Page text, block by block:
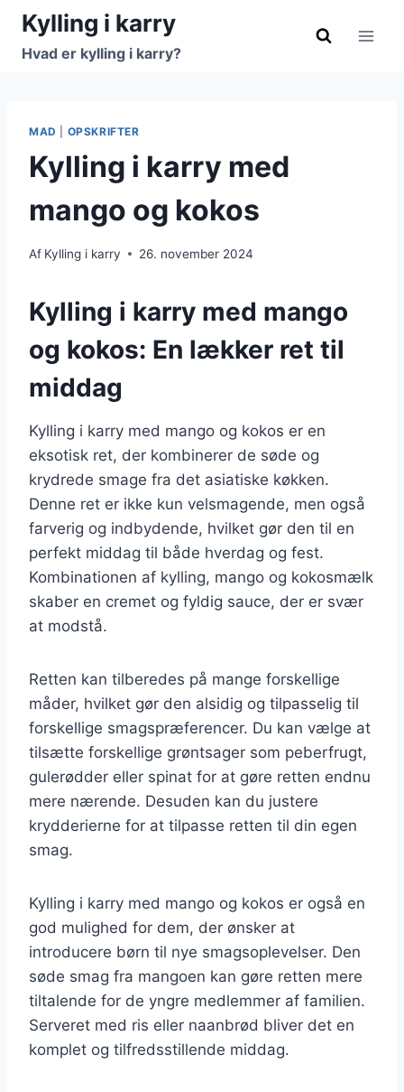
Fortsæt
indhold
Kylling i karry
Hvad er kylling i karry?
MAD OPSKRIFTER
Kylling i karry med
mango og kokos
Af Kylling i karry 26. november 2024
Kylling i karry med mango
og kokos: En lækker ret til
middag
Kylling i karry med mango og kokos er en
eksotisk ret, der kombinerer de søde og
krydrede smage fra det asiatiske køkken.
Denne ret er ikke kun velsmagende, men også
farverig og indbydende, hvilket gør den til en
perfekt middag til både hverdag og fest.
Kombinationen af kylling, mango og kokosmælk
skaber en cremet og fyldig sauce, der er svær
at modstå.
Retten kan tilberedes på mange forskellige
måder, hvilket gør den alsidig og tilpasselig til
forskellige smagspræferencer. Du kan vælge at
tilsætte forskellige grøntsager som peberfrugt,
gulerødder eller spinat for at gøre retten endnu
mere nærende. Desuden kan du justere
krydderierne for at tilpasse retten til din egen
smag.
Kylling i karry med mango og kokos er også en
god mulighed for dem, der ønsker at
introducere børn til nye smagsoplevelser. Den
søde smag fra mangoen kan gøre retten mere
tiltalende for de yngre medlemmer af familien.
Serveret med ris eller naanbrød bliver det en
komplet og tilfredsstillende middag.